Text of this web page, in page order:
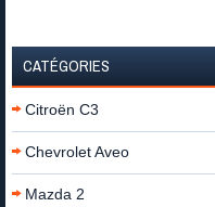
CATÉGORIES
Citroën C3
Chevrolet Aveo
Mazda 2